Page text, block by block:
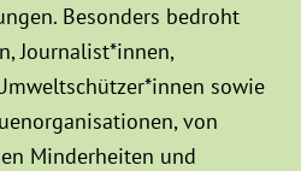
Besonders bedroht
Journalist*innen,
sowie
von
Minderheiten und